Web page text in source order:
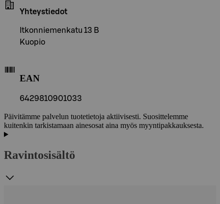
Yhteystiedot
Itkonniemenkatu 13 B
Kuopio
EAN
6429810901033
Päivitämme palvelun tuotetietoja aktiivisesti. Suosittelemme
kuitenkin tarkistamaan ainesosat aina myös myyntipakkauksesta.
Ravintosisältö